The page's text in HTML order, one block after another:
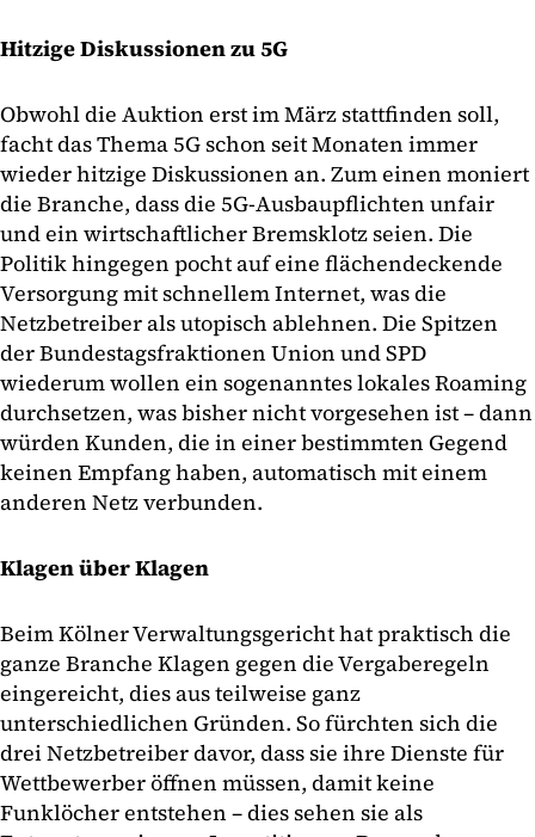
Hitzige Diskussionen zu 5G
Obwohl die Auktion erst im März stattfinden soll,
facht das Thema 5G schon seit Monaten immer
wieder hitzige Diskussionen an. Zum einen moniert
die Branche, dass die 5G-Ausbaupflichten unfair
und ein wirtschaftlicher Bremsklotz seien. Die
Politik hingegen pocht auf eine flächendeckende
Versorgung mit schnellem Internet, was die
Netzbetreiber als utopisch ablehnen. Die Spitzen
der Bundestagsfraktionen Union und SPD
wiederum wollen ein sogenanntes lokales Roaming
durchsetzen, was bisher nicht vorgesehen ist – dann
würden Kunden, die in einer bestimmten Gegend
keinen Empfang haben, automatisch mit einem
anderen Netz verbunden.
Klagen über Klagen
Beim Kölner Verwaltungsgericht hat praktisch die
ganze Branche Klagen gegen die Vergaberegeln
eingereicht, dies aus teilweise ganz
unterschiedlichen Gründen. So fürchten sich die
drei Netzbetreiber davor, dass sie ihre Dienste für
Wettbewerber öffnen müssen, damit keine
Funklöcher entstehen – dies sehen sie als